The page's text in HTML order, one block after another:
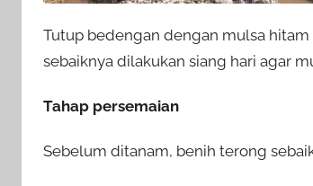
Tutup bedengan dengan mulsa
sebaiknya dilakukan siang hari agar
Tahap persemaian
Sebelum ditanam, benih terong